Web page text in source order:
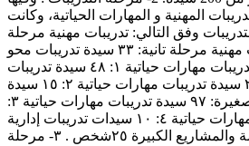
المهنية و المهارات الحياتية، وكانت
وفق التالي: تدريبات مهنية مرحلة
اولى: ٤٨ سيدة تدريبات مهنية مرحلة تانية: ٣٣ سيدة تدريبات محو
امية مالية ١ : ٤٠ سيدة تدريبات مهارات حياتية ١: ٤٨ سيدة تدريبات
محو امية مالية ٢: ٢٠ سيدة تدريبات مهارات حياتية ٢: ١٥ سيدة
تدريبات ادارة مشاريع صغيرة: ٩٧ سيدة تدريبات مهارات حياتية ٣:
٧٨ سيدة تدريبات مهارات حياتية ٤: ١٠ سيدات تدريبات إدارية
للموظفين في المؤسسة والمشاريع الكبيرة ٢٥شخص . ٣- مرحلة